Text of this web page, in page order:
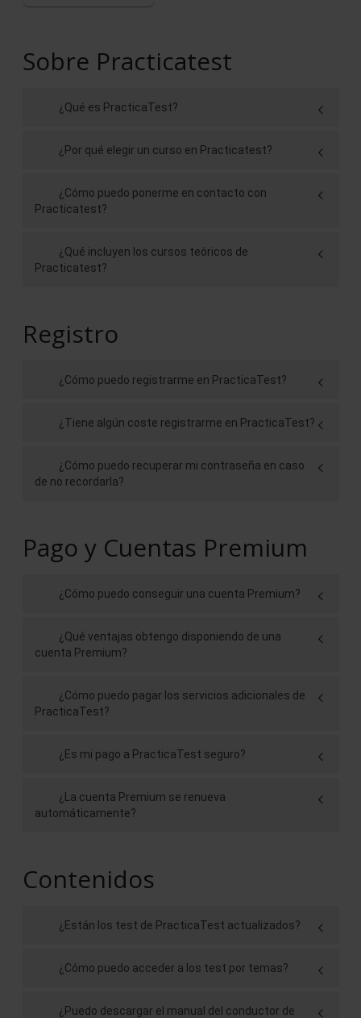
Sobre Practicatest
¿Qué es PracticaTest?
¿Por qué elegir un curso en Practicatest?
¿Cómo puedo ponerme en contacto con
Practicatest?
¿Qué incluyen los cursos teóricos de
Practicatest?
Registro
¿Cómo puedo registrarme en PracticaTest?
¿Tiene algún coste registrarme en PracticaTest?
¿Cómo puedo recuperar mi contraseña en caso
de no recordarla?
Pago y Cuentas Premium
¿Cómo puedo conseguir una cuenta Premium?
¿Qué ventajas obtengo disponiendo de una
cuenta Premium?
¿Cómo puedo pagar los servicios adicionales de
PracticaTest?
¿Es mi pago a PracticaTest seguro?
¿La cuenta Premium se renueva
automáticamente?
Contenidos
¿Están los test de PracticaTest actualizados?
¿Cómo puedo acceder a los test por temas?
¿Puedo descargar el manual del conductor de